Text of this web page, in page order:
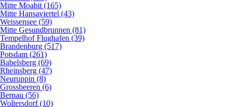
Mitte Moabit (165)
Mitte Hansaviertel (43)
Weissensee (59)
Mitte Gesundbrunnen (81)
Tempelhof Flughafen (39)
Brandenburg (517)
Potsdam (261)
Babelsberg (69)
Rheinsberg (47)
Neuruppin (8)
Grossbeeren (6)
Bernau (56)
Woltersdorf (10)